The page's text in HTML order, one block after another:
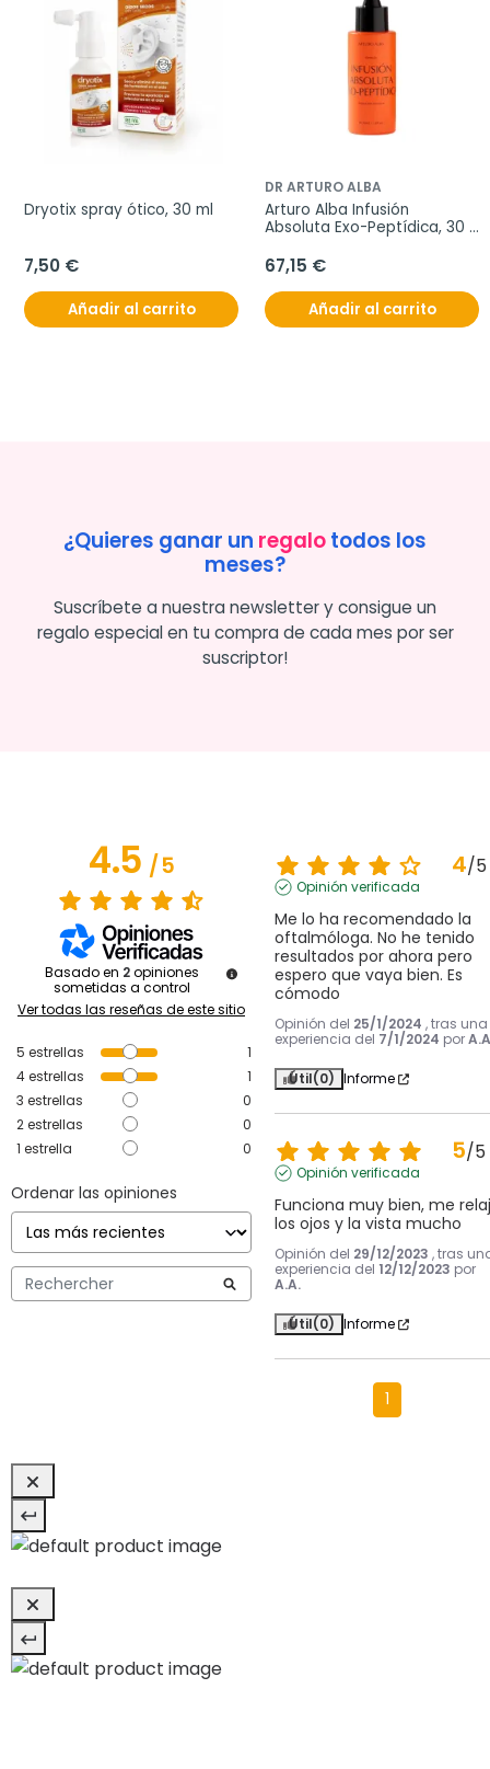
Dryotix spray ótico, 30 ml
7,50 €
Añadir al carrito
DR ARTURO ALBA
Arturo Alba Infusión
Absoluta Exo-Peptídica, 30
67,15 €
Añadir al carrito
¿Quieres ganar un regalotodos los
meses?
Suscríbete a nuestra newsletter y consigue un
regalo especial en tu compra de cada mes por ser
suscriptor!
4.5/5
Basado en 2 opiniones
sometidas a control
Ver todas las reseñas de este sitio
5 estrellas
1
4estrellas
1
3 estrellas
0
2estrellas
0
1 estrella 0
Ordenar las opiniones
4/5
Opinión verificada
Me lo ha recomendado la
oftalmóloga. No he tenido
resultados por ahora pero
espero que vaya bien. Es
cómodo
Opinión del 25/1/2024 , tras una
experiencia del 7/1/2024 por
Útil(0) Informe
5/5
Opinión verificada
Funciona muy bien, me
los ojos y la vista mucho
Opinión del 29/12/2023 , tras
experiencia del 12/12/2023 por
A.A.
Útil(0) Informe
1